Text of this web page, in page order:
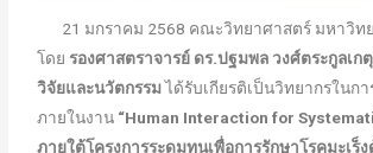
21 มกราคม 2568 คณะวิทยาศาสตร์ มหาวิท
โดย รองศาสตราจารย์ ดร.ปฐมพล วงศ์ตระกูลเ
วิจัยและนวัตกรรมได้รับเกียรติเป็นวิทยากรในก
ภายในงาน “Human Interaction for
ภายใต้โครงการระดมทุนเพื่อการรักษาโรคมะเร็